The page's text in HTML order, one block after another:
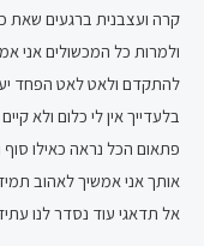
קרה ועצבנית ברגעים שאת
ולמרות כל המכשולים אני
להתקדם ולאט לאט הפחד
בלעדייך אין לי כלום ולא
פתאום הכל נראה כאילו
אותך אני אמשיך לאהוב
אל תדאגי עוד נסדר לנו